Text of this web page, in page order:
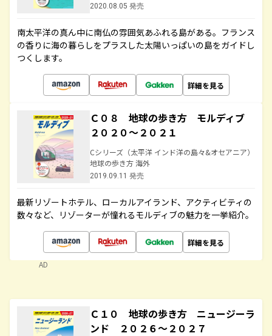
2020.08.05 発売
南太平洋の真ん中に南仏の雰囲気あふれる島がある。フランス
の香りに海の暮らしをプラスした太陽いっぱいの島をガイドし
つくします。
詳細を見る
Ｃ０８ 地球の歩き方 モルディブ
２０２０～２０２１
Cシリーズ（太平洋 インド洋の島々&オセアニア）
地球の歩き方 海外
2019.09.11 発売
最新リゾートホテル、ローカルアイランド、アクティビティの
数々など、リゾーターが憧れるモルディブの魅力を一挙紹介。
詳細を見る
AD
Ｃ１０ 地球の歩き方 ニュージーラ
ンド ２０２６～２０２７